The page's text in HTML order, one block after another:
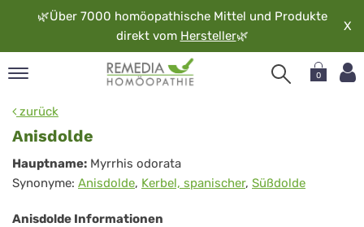
🌿Über 7000 homöopathische Mittel und Produkte
direkt vom Hersteller🌿
X
0
zurück
Anisdolde
Anisdolde
Hauptname: Myrrhis odorata
Synonyme: Anisdolde, Kerbel, spanischer, Süßdolde
Anisdolde Informationen